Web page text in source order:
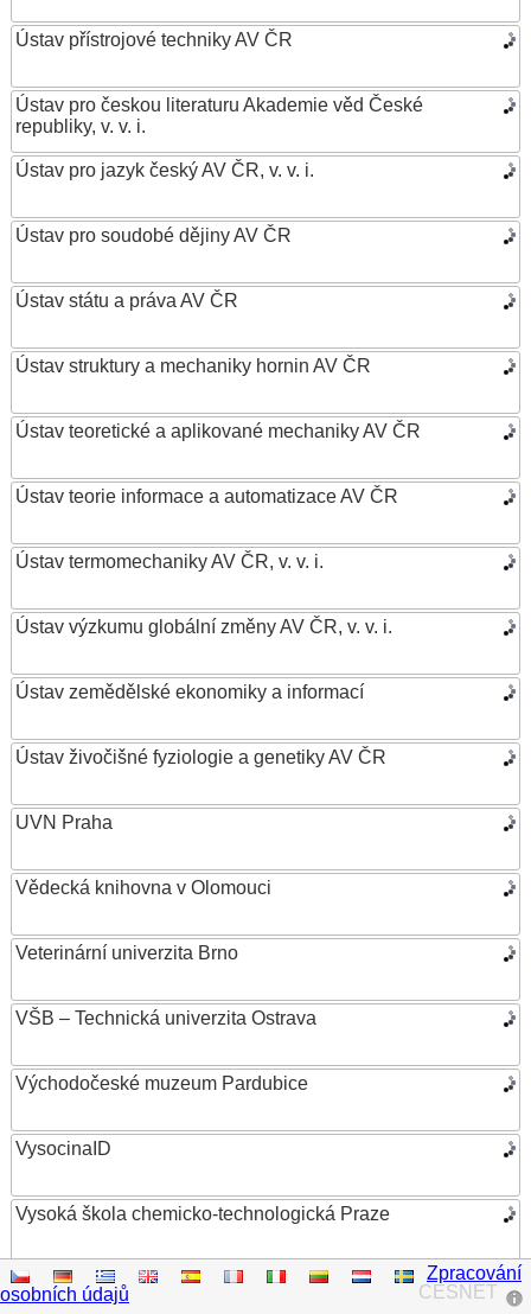
Ústav přístrojové techniky AV ČR
Ústav pro českou literaturu Akademie věd České
republiky, v. v. i.
Ústav pro jazyk český AV ČR, v. v. i.
Ústav pro soudobé dějiny AV ČR
Ústav státu a práva AV ČR
Ústav struktury a mechaniky hornin AV ČR
Ústav teoretické a aplikované mechaniky AV ČR
Ústav teorie informace a automatizace AV ČR
Ústav termomechaniky AV ČR, v. v. i.
Ústav výzkumu globální změny AV ČR, v. v. i.
Ústav zemědělské ekonomiky a informací
Ústav živočišné fyziologie a genetiky AV ČR
UVN Praha
Vědecká knihovna v Olomouci
Veterinární univerzita Brno
VŠB – Technická univerzita Ostrava
Východočeské muzeum Pardubice
VysocinaID
Vysoká škola chemicko-technologická Praze
Vysoká škola ekonomická v Praze
CESNET
Zpracování
osobních údajů